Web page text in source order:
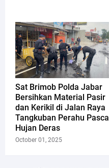
Sat Brimob Polda Jabar
Bersihkan Material Pasir
dan Kerikil di Jalan Raya
Tangkuban Perahu Pasca
Hujan Deras
October 01, 2025